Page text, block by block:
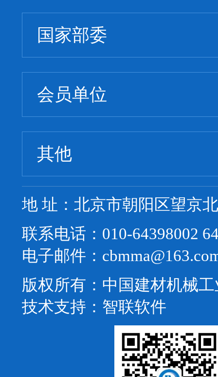
委员
国家部委
会员单位
其他
地 址：北京市朝阳区望京
联系电话：010-64398002
电子邮件：
版权所有：中国建材机械
技术支持： 智联软件